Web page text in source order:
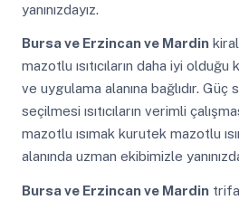
yanınızdayız.
Bursa ve Erzincan ve Mardin
mazotlu ısıtıcıların daha iyi olduğu
ve uygulama alanına bağlıdır.
seçilmesi ısıtıcıların verimli
mazotlu ısımak kurutek mazotlu
alanında uzman ekibimizle
Bursa ve Erzincan ve Mardin